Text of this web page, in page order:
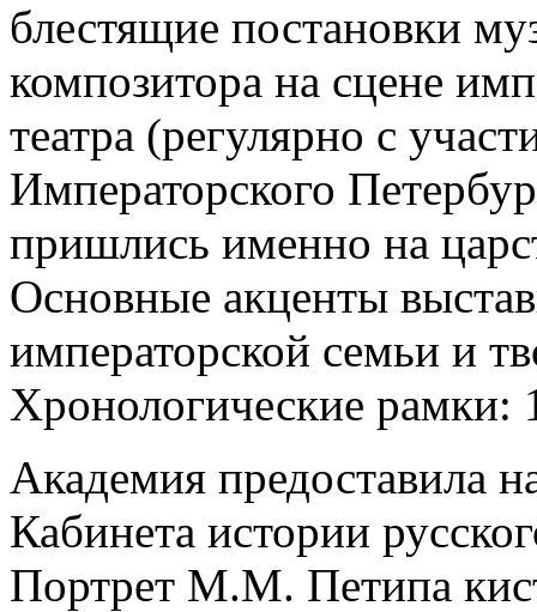
блестящие постановки
композитора на сцене
театра (регулярно с
Императорского
пришлись именно на
Основные акценты
императорской семьи и
Хронологические рамки:
Академия предоставила
Кабинета истории
Портрет М.М. Петипа